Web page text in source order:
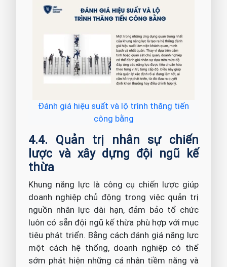
Đánh giá hiệu suất và lộ trình thăng tiến
công bằng
4.4. Quản trị nhân sự chiến
lược và xây dựng đội ngũ kế
thừa
Khung năng lực là công cụ chiến lược giúp
doanh nghiệp chủ động trong việc quản trị
nguồn nhân lực dài hạn, đảm bảo tổ chức
luôn có sẵn đội ngũ kế thừa phù hợp với mục
tiêu phát triển. Bằng cách đánh giá năng lực
một cách hệ thống, doanh nghiệp có thể
sớm phát hiện những cá nhân tiềm năng và